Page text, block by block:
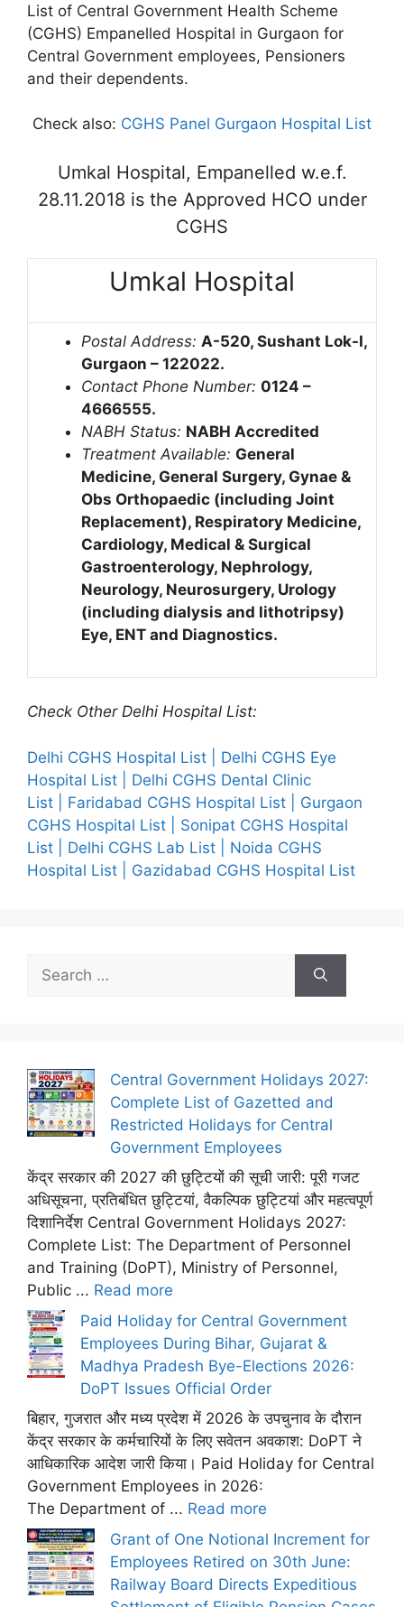
List of Central Government Health Scheme
(CGHS) Empanelled Hospital in Gurgaon for
Central Government employees, Pensioners
and their dependents.
Check also: CGHS Panel Gurgaon Hospital List
Umkal Hospital, Empanelled w.e.f.
28.11.2018 is the Approved HCO under
CGHS
Umkal Hospital
Postal Address: A-520, Sushant Lok-I,
Gurgaon – 122022.
Contact Phone Number: 0124 –
4666555.
NABH Status: NABH Accredited
Treatment Available: General
Medicine, General Surgery, Gynae &
Obs Orthopaedic (including Joint
Replacement), Respiratory Medicine,
Cardiology, Medical & Surgical
Gastroenterology, Nephrology,
Neurology, Neurosurgery, Urology
(including dialysis and lithotripsy)
Eye, ENT and Diagnostics.
Check Other Delhi Hospital List:
Delhi CGHS Hospital List | Delhi CGHS Eye
Hospital List | Delhi CGHS Dental Clinic
List | Faridabad CGHS Hospital List | Gurgaon
CGHS Hospital List | Sonipat CGHS Hospital
List | Delhi CGHS Lab List | Noida CGHS
Hospital List | Gazidabad CGHS Hospital List
for:
Central Government Holidays 2027:
Complete List of Gazetted and
Restricted Holidays for Central
Government Employees
केंद्र सरकार की 2027 की छुट्टियों की सूची जारी: पूरी गजट
अधिसूचना, प्रतिबंधित छुट्टियां, वैकल्पिक छुट्टियां और महत्वपूर्ण
दिशानिर्देश Central Government Holidays 2027:
Complete List: The Department of Personnel
and Training (DoPT), Ministry of Personnel,
Public ... Read more
Paid Holiday for Central Government
Employees During Bihar, Gujarat &
Madhya Pradesh Bye-Elections 2026:
DoPT Issues Official Order
बिहार, गुजरात और मध्य प्रदेश में 2026 के उपचुनाव के दौरान
केंद्र सरकार के कर्मचारियों के लिए सवेतन अवकाश: DoPT ने
आधिकारिक आदेश जारी किया। Paid Holiday for Central
Government Employees in 2026:
The Department of ... Read more
Grant of One Notional Increment for
Employees Retired on 30th June:
Railway Board Directs Expeditious